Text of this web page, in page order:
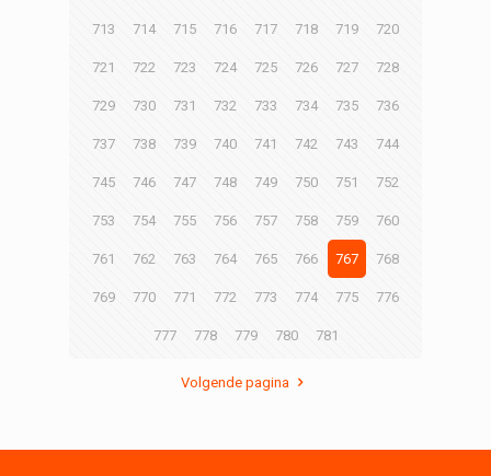
713 714 715 716 717 718 719 720
721 722 723 724 725 726 727 728
729 730 731 732 733 734 735 736
737 738 739 740 741 742 743 744
745 746 747 748 749 750 751 752
753 754 755 756 757 758 759 760
761 762 763 764 765 766 767 768
769 770 771 772 773 774 775 776
777 778 779 780 781
Volgende pagina